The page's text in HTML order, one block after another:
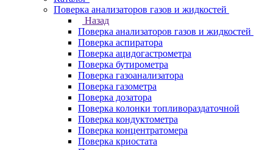
Поверка анализаторов газов и жидкостей
Назад
Поверка анализаторов газов и жидкостей
Поверка аспиратора
Поверка ацидогастрометра
Поверка бутирометра
Поверка газоанализатора
Поверка газометра
Поверка дозатора
Поверка колонки топливораздаточной
Поверка кондуктометра
Поверка концентратомера
Поверка криостата